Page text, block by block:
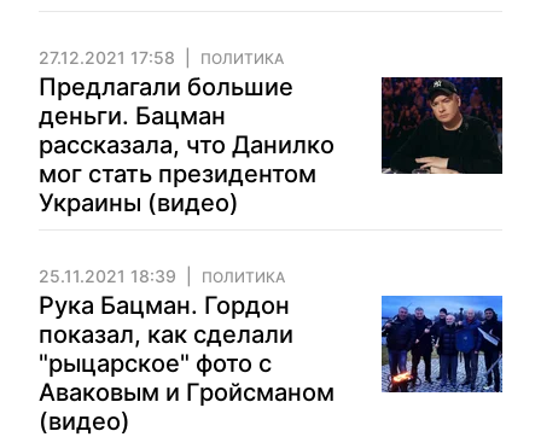
27.12.2021 17:58 ПОЛИТИКА
Предлагали большие
деньги. Бацман
рассказала, что Данилко
мог стать президентом
Украины (видео)
25.11.2021 18:39 ПОЛИТИКА
Рука Бацман. Гордон
показал, как сделали
"рыцарское" фото с
Аваковым и Гройсманом
(видео)